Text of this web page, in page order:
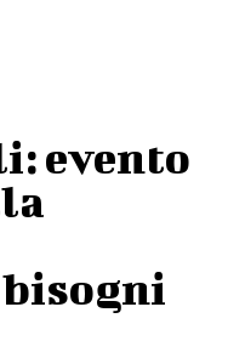
evento